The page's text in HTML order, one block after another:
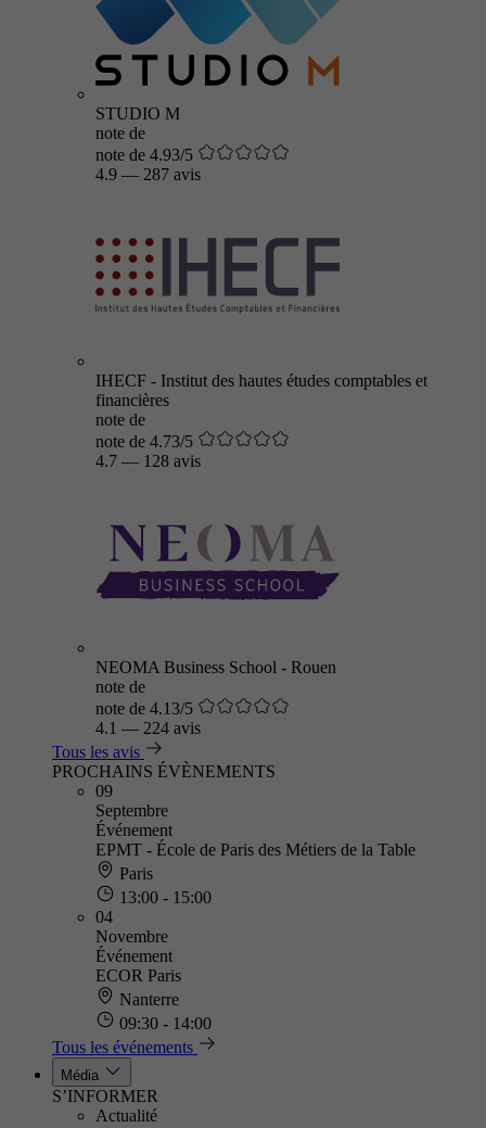
STUDIO M
note de
note de 4.93/5
4.9 — 287 avis
IHECF - Institut des hautes études comptables et
financières
note de
note de 4.73/5
4.7 — 128 avis
NEOMA Business School - Rouen
note de
note de 4.13/5
4.1 — 224 avis
Tous les avis
PROCHAINS ÉVÈNEMENTS
09
Septembre
Événement
EPMT - École de Paris des Métiers de la Table
Paris
13:00 - 15:00
04
Novembre
Événement
ECOR Paris
Nanterre
09:30 - 14:00
Tous les événements
Média
S’INFORMER
Actualité